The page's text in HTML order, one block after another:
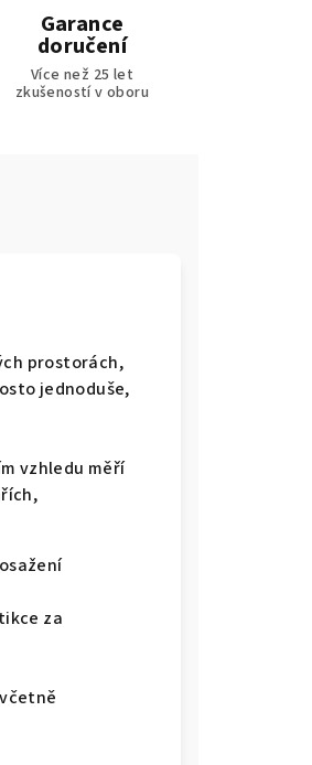
Garance
doručení
Více než 25 let
zkušeností v oboru
prostorách,
jednoduše,
vzhledu měří
za